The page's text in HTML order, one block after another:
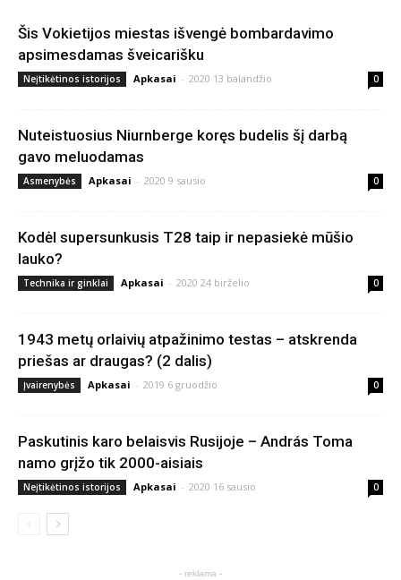
Šis Vokietijos miestas išvengė bombardavimo
apsimesdamas šveicarišku
Neįtikėtinos istorijos Apkasai - 2020 13 balandžio 0
Nuteistuosius Niurnberge koręs budelis šį darbą
gavo meluodamas
Asmenybės Apkasai - 2020 9 sausio 0
Kodėl supersunkusis T28 taip ir nepasiekė mūšio
lauko?
Technika ir ginklai Apkasai - 2020 24 birželio 0
1943 metų orlaivių atpažinimo testas – atskrenda
priešas ar draugas? (2 dalis)
Įvairenybės Apkasai - 2019 6 gruodžio 0
Paskutinis karo belaisvis Rusijoje – András Toma
namo grįžo tik 2000-aisiais
Neįtikėtinos istorijos Apkasai - 2020 16 sausio 0
- reklama -